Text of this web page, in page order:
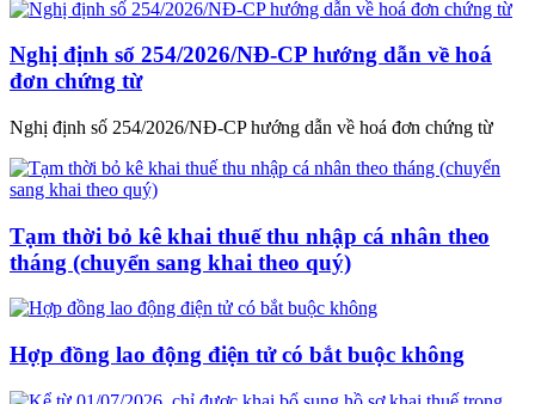
Nghị định số 254/2026/NĐ-CP hướng dẫn về hoá
đơn chứng từ
Nghị định số 254/2026/NĐ-CP hướng dẫn về hoá đơn chứng từ
Tạm thời bỏ kê khai thuế thu nhập cá nhân theo
tháng (chuyển sang khai theo quý)
Hợp đồng lao động điện tử có bắt buộc không